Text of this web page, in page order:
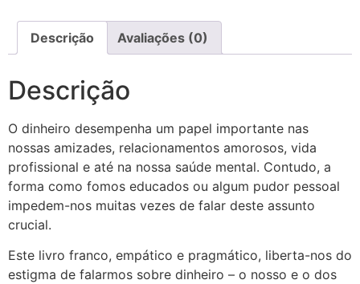
Descrição Avaliações (0)
Descrição
O dinheiro desempenha um papel importante nas
nossas amizades, relacionamentos amorosos, vida
profissional e até na nossa saúde mental. Contudo, a
forma como fomos educados ou algum pudor pessoal
impedem-nos muitas vezes de falar deste assunto
crucial.
Este livro franco, empático e pragmático, liberta-nos do
estigma de falarmos sobre dinheiro – o nosso e o dos